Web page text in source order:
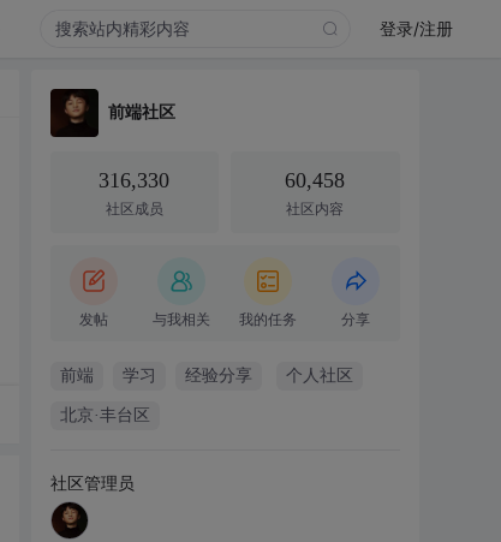
登录/注册
前端社区
316,330
社区成员
60,458
社区内容
发帖 与我相关 我的任务 分享
前端 学习 经验分享 个人社区
北京·丰台区
社区管理员